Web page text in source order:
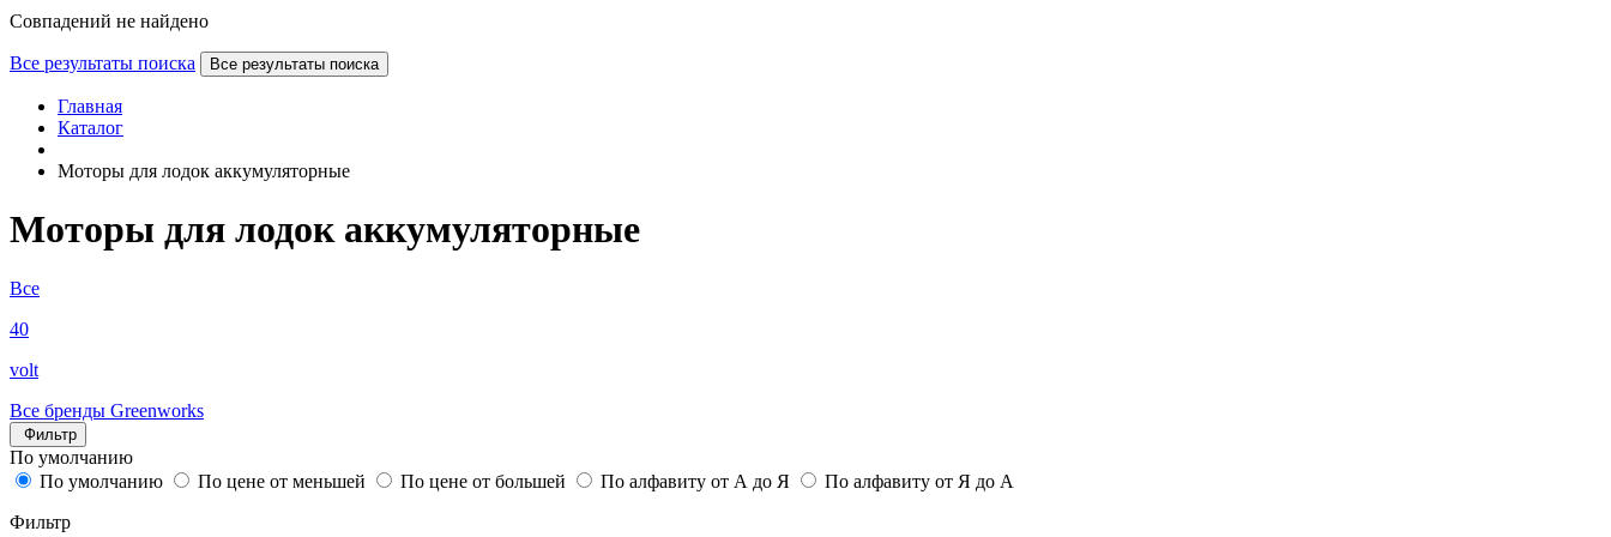
Совпадений не найдено
Все результаты поиска Все результаты поиска
Главная
Каталог
Моторы для лодок аккумуляторные
Моторы для лодок аккумуляторные
Все
40
volt
Все бренды Greenworks
Фильтр
По умолчанию
По умолчанию
По цене от меньшей По цене от большей По алфавиту от А до Я
По алфавиту от Я до А
Фильтр